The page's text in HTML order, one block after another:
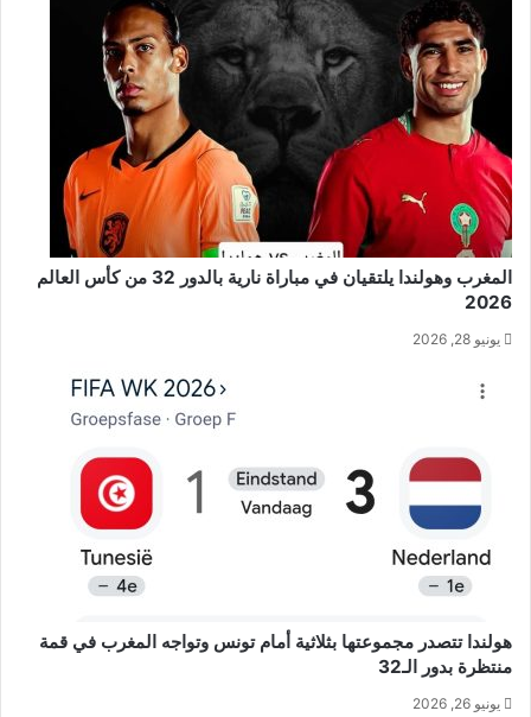
المغرب وهولندا يلتقيان في مباراة نارية بالدور 32 من كأس العالم
2026
يونيو 28, 2026
هولندا تتصدر مجموعتها بثلاثية أمام تونس وتواجه المغرب في قمة
منتظرة بدور الـ32
يونيو 26, 2026